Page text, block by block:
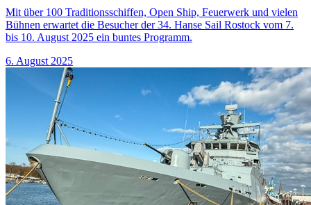
Mit über 100 Traditionsschiffen, Open Ship, Feuerwerk und vielen
Bühnen erwartet die Besucher der 34. Hanse Sail Rostock vom 7.
bis 10. August 2025 ein buntes Programm.
6. August 2025